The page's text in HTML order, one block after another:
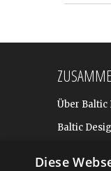
Über Baltic
Baltic
Diese